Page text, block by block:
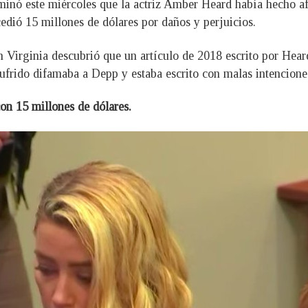
este miércoles que la actriz Amber Heard había hecho
15 millones de dólares por daños y perjuicios.
Virginia descubrió que un artículo de 2018 escrito por
difamaba a Depp y estaba escrito con malas
15 millones de dólares.